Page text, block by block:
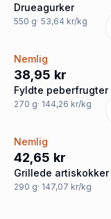
Drueagurker
550 g· 53,64 kr/kg
Nemlig
38,95 kr
Fyldte peberfrugter
270 g· 144,26 kr/kg
Nemlig
42,65 kr
Grillede artiskokker
urter
290 g· 147,07 kr/kg